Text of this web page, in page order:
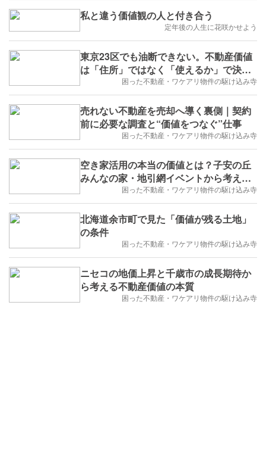
私と違う価値観の人と付き合う
定年後の人生に花咲かせよう
東京23区でも油断できない。不動産価値
は「住所」ではなく「使えるか」で決ま
困った不動産・ワケアリ物件の駆け込み寺
売れない不動産を売却へ導く裏側｜契約
前に必要な調査と“価値をつなぐ”仕事
困った不動産・ワケアリ物件の駆け込み寺
空き家活用の本当の価値とは？子安の丘
みんなの家・地引網イベントから考える
困った不動産・ワケアリ物件の駆け込み寺
北海道余市町で見た「価値が残る土地」
の条件
困った不動産・ワケアリ物件の駆け込み寺
ニセコの地価上昇と千歳市の成長期待か
ら考える不動産価値の本質
困った不動産・ワケアリ物件の駆け込み寺